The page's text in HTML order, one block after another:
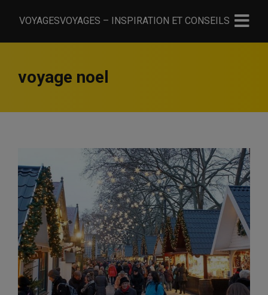
VOYAGESVOYAGES – INSPIRATION ET CONSEILS
voyage noel